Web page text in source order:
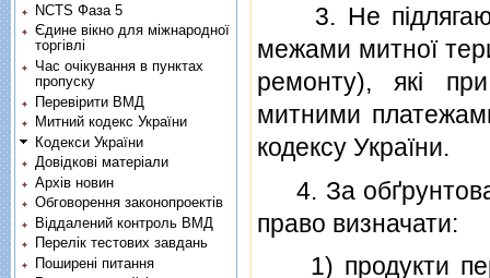
3. Не
межами митної
ремонту), якi
митними
кодексу України.
4. За
право визначати:
1) продукти
NCTS Фаза 5
Єдине вікно для міжнародної
торгівлі
Час очікування в пунктах
пропуску
Перевірити ВМД
Митний кодекс України
Кодекси України
Довідкові матеріали
Архів новин
Обговорення законопроектів
Віддалений контроль ВМД
Перелік тестових завдань
Поширені питання